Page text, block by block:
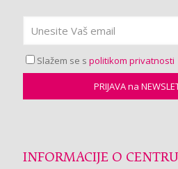
Slažem se s politikom privatnosti
INFORMACIJE O CENTRU